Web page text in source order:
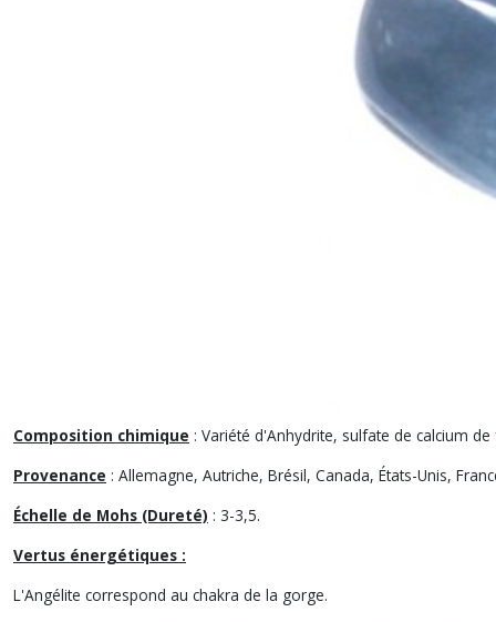
Pierres roulées d'Angélite
Photo non contractuelle
Composition chimique : Variété d'Anhydrite, sulfate de calcium
Provenance : Allemagne, Autriche, Brésil, Canada, États-Unis,
Échelle de Mohs (Dureté) : 3-3,5.
Vertus énergétiques :
L'Angélite correspond au chakra de la gorge.